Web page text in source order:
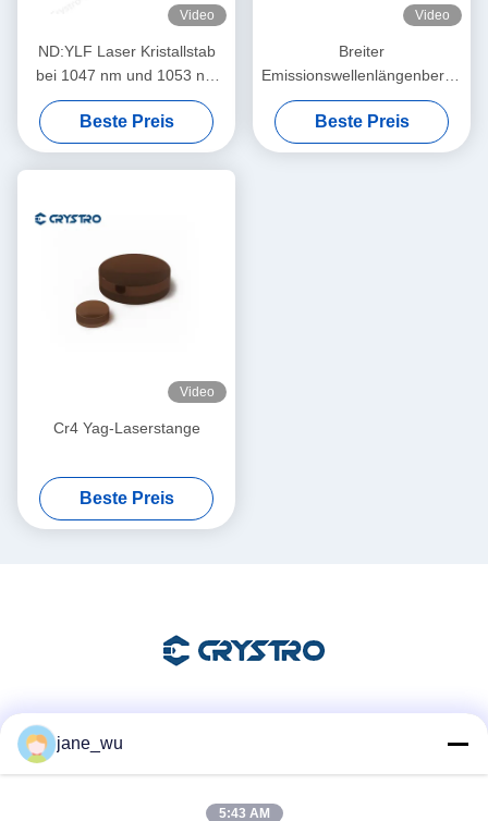
Video
ND:YLF Laser Kristallstab
bei 1047 nm und 1053 nm
verwendet
Beste Preis
Video
Breiter
Emissionswellenlängenbereich
von 1350 nm bis 1600 nm in
Cr4 YAG Laser Kristallstab
für verschiedene
Beste Preis
Video
Cr4 Yag-Laserstange
Beste Preis
jane_wu
5:43 AM